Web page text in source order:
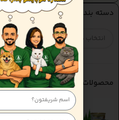
دسته بندی ها
محصولات
gold with tuna 85gr